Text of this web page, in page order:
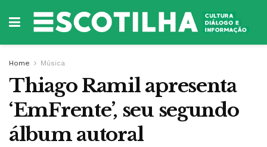
Home Música
Thiago Ramil apresenta
‘EmFrente’, seu segundo
álbum autoral